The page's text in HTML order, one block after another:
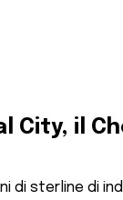
City, il
di sterline di